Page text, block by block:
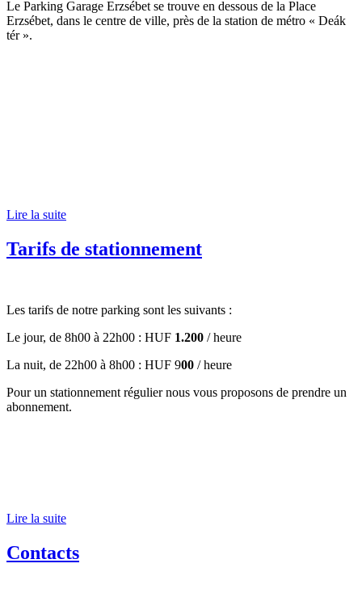
Le Parking Garage Erzsébet se trouve en dessous de la Place
Erzsébet, dans le centre de ville, près de la station de métro « Deák
tér ».
Lire la suite
Tarifs de stationnement
Les tarifs de notre parking sont les suivants :
Le jour, de 8h00 à 22h00 : HUF 1.200 / heure
La nuit, de 22h00 à 8h00 : HUF 900 / heure
Pour un stationnement régulier nous vous proposons de prendre un
abonnement.
Lire la suite
Contacts